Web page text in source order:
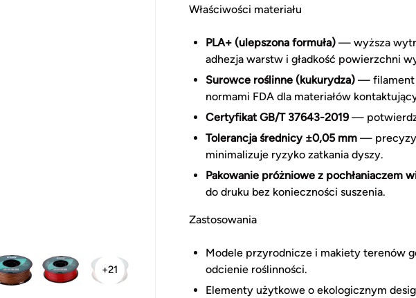
+21
Właściwości materiału
PLA+ (ulepszona formuła) — wyższa
adhezja warstw i gładkość powierzchni
Surowce roślinne (kukurydza) — filament
normami FDA dla materiałów
Certyfikat GB/T 37643-2019 —
Tolerancja średnicy ±0,05 mm —
minimalizuje ryzyko zatkania dyszy.
Pakowanie próżniowe z pochłaniaczem
do druku bez konieczności suszenia.
Zastosowania
Modele przyrodnicze i makiety terenów
odcienie roślinności.
Elementy użytkowe o ekologicznym